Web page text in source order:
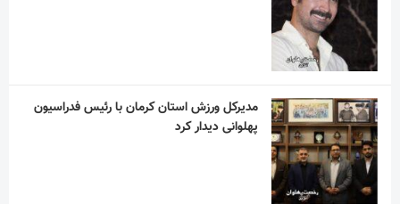
مدیرکل ورزش استان کرمان با رئیس فدراسیون
پهلوانی دیدار کرد